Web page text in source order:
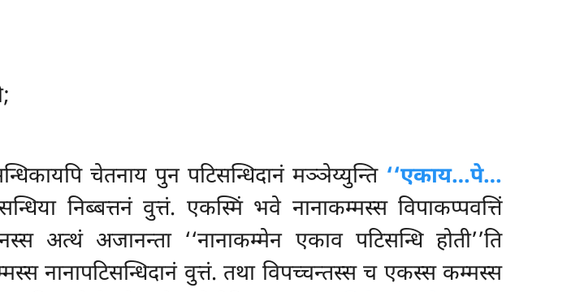
चेतनाय पुन पटिसन्धिदानं मञ्ञेय्युन्ति ‘‘एकाय…पे…
निब्बत्तनं वुत्तं. एकस्मिं भवे नानाकम्मस्स विपाकप्पवत्तिं
अत्थं अजानन्ता ‘‘नानाकम्मेन एकाव पटिसन्धि होती’’ति
नानापटिसन्धिदानं वुत्तं. तथा विपच्चन्तस्स च एकस्स कम्मस्स